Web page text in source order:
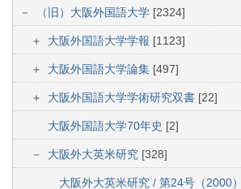
（旧）大阪外国語大学 [2324]
大阪外国語大学学報 [1123]
大阪外国語大学論集 [497]
大阪外国語大学学術研究双書 [22]
大阪外国語大学70年史 [2]
大阪外大英米研究 [328]
大阪外大英米研究 / 第24号（2000）